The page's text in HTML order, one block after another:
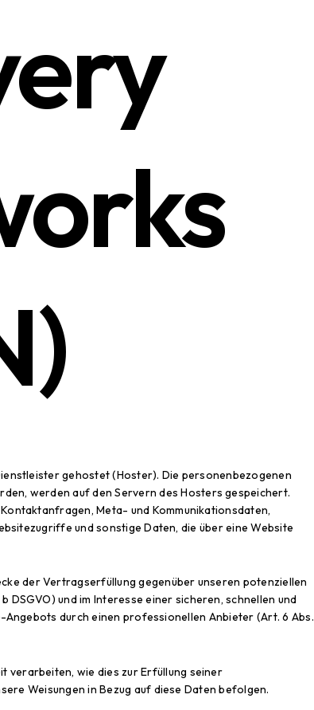
gehostet (Hoster). Die personenbezogenen
werden auf den Servern des Hosters gespeichert.
Kontaktanfragen, Meta- und Kommunikationsdaten,
und sonstige Daten, die über eine Website
der Vertragserfüllung gegenüber unseren potenziellen
DSGVO) und im Interesse einer sicheren, schnellen und
durch einen professionellen Anbieter (Art. 6 Abs.
verarbeiten, wie dies zur Erfüllung seiner
Weisungen in Bezug auf diese Daten befolgen.